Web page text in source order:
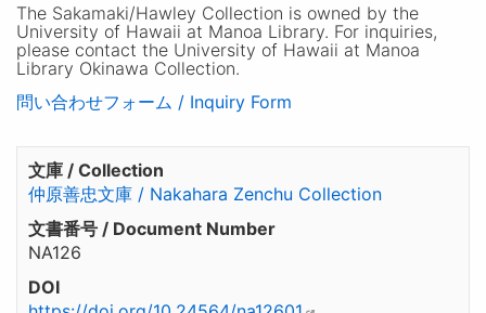
The Sakamaki/Hawley Collection is owned by the
University of Hawaii at Manoa Library. For inquiries,
please contact the University of Hawaii at Manoa
Library Okinawa Collection.
問い合わせフォーム / Inquiry Form
文庫 / Collection
仲原善忠文庫 / Nakahara Zenchu Collection
文書番号 / Document Number
NA126
DOI